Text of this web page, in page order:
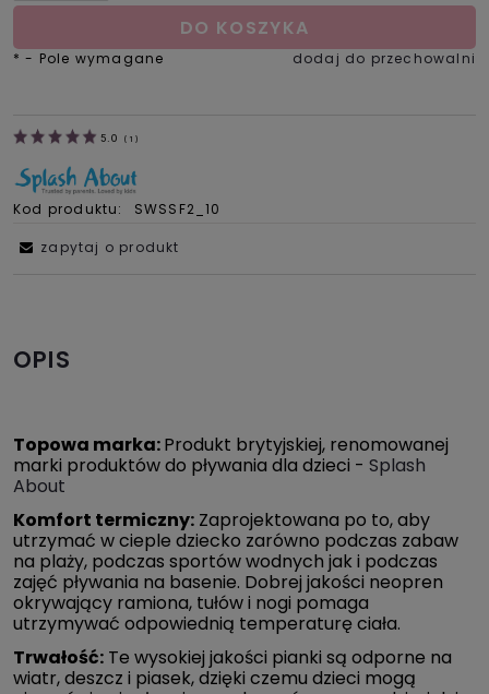
DO KOSZYKA
dodaj do przechowalni
* - Pole wymagane
5.0 ( 1 )
Kod produktu: SWSSF2_10
zapytaj o produkt
OPIS
Topowa marka:Produkt brytyjskiej, renomowanej
marki produktów do pływania dla dzieci - Splash
About
Komfort termiczny: Zaprojektowana po to, aby
utrzymać w cieple dziecko zarówno podczas zabaw
na plaży, podczas sportów wodnych jak i podczas
zajęć pływania na basenie. Dobrej jakości neopren
okrywający ramiona, tułów i nogi pomaga
utrzymywać odpowiednią temperaturę ciała.
Trwałość: Te wysokiej jakości pianki są odporne na
wiatr, deszcz i piasek, dzięki czemu dzieci mogą